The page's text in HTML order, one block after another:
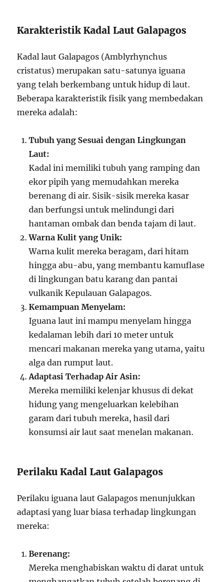
Karakteristik Kadal Laut Galapagos
Kadal laut Galapagos (Amblyrhynchus
cristatus) merupakan satu-satunya iguana
yang telah berkembang untuk hidup di laut.
Beberapa karakteristik fisik yang membedakan
mereka adalah:
Tubuh yang Sesuai dengan Lingkungan
Laut:
Kadal ini memiliki tubuh yang ramping dan
ekor pipih yang memudahkan mereka
berenang di air. Sisik-sisik mereka kasar
dan berfungsi untuk melindungi dari
hantaman ombak dan benda tajam di laut.
Warna Kulit yang Unik:
Warna kulit mereka beragam, dari hitam
hingga abu-abu, yang membantu kamuflase
di lingkungan batu karang dan pantai
vulkanik Kepulauan Galapagos.
Kemampuan Menyelam:
Iguana laut ini mampu menyelam hingga
kedalaman lebih dari 10 meter untuk
mencari makanan mereka yang utama, yaitu
alga dan rumput laut.
Adaptasi Terhadap Air Asin:
Mereka memiliki kelenjar khusus di dekat
hidung yang mengeluarkan kelebihan
garam dari tubuh mereka, hasil dari
konsumsi air laut saat menelan makanan.
Perilaku Kadal Laut Galapagos
Perilaku iguana laut Galapagos menunjukkan
adaptasi yang luar biasa terhadap lingkungan
mereka:
Berenang:
Mereka menghabiskan waktu di darat untuk